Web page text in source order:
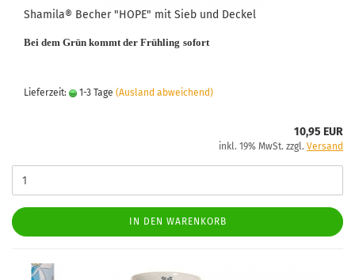
Shamila® Becher "HOPE" mit Sieb und Deckel
Bei dem Grün kommt der Frühling sofort
Lieferzeit: 1-3 Tage (Ausland abweichend)
10,95 EUR
inkl. 19% MwSt. zzgl. Versand
IN DEN WARENKORB